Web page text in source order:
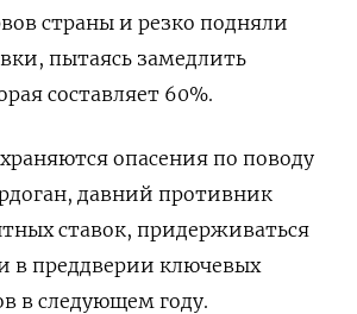
страны и резко подняли
пытаясь замедлить
составляет 60%.
опасения по поводу
давний противник
ставок, придерживаться
в преддверии ключевых
в следующем году.